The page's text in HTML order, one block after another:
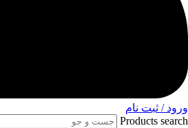
ورود / ثبت نام
Products search